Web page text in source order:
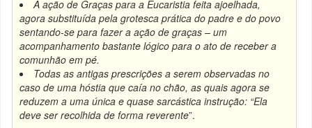
A ação de Graças para a Eucaristia feita ajoelhada,
agora substituída pela grotesca prática do padre e do povo
sentando-se para fazer a ação de graças – um
acompanhamento bastante lógico para o ato de receber a
comunhão em pé.
Todas as antigas prescrições a serem observadas no
caso de uma hóstia que caía no chão, as quais agora se
reduzem a uma única e quase sarcástica instrução: “Ela
deve ser recolhida de forma reverente”.